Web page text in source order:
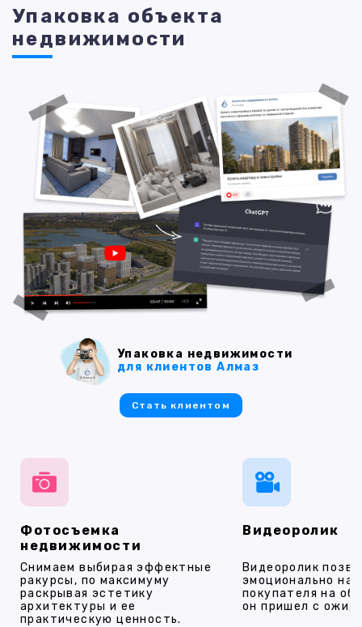
Упаковка объекта
недвижимости
Фотосъемка
недвижимости
Снимаем выбирая эффектные
ракурсы, по максимуму
раскрывая эстетику
архитектуры и ее
практическую ценность.
Видеоролик
Видеоролик
эмоционально
покупателя на
он пришел с
Упаковка недвижимости
для клиентов Алмаз
Стать клиентом